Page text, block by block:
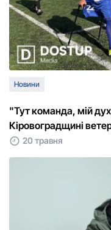
Новини
"Тут команда, мій
Кіровоградщині
20 травня